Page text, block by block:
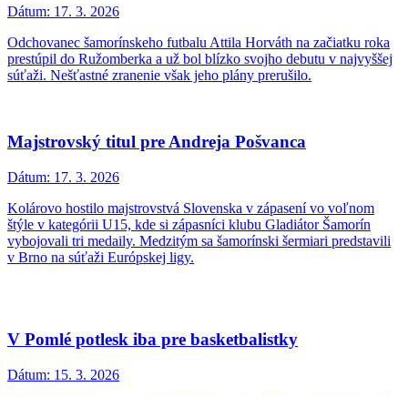
Dátum: 17. 3. 2026
Odchovanec šamorínskeho futbalu Attila Horváth na začiatku roka
prestúpil do Ružomberka a už bol blízko svojho debutu v najvyššej
súťaži. Nešťastné zranenie však jeho plány prerušilo.
Majstrovský titul pre Andreja Pošvanca
Dátum: 17. 3. 2026
Kolárovo hostilo majstrovstvá Slovenska v zápasení vo voľnom
štýle v kategórii U15, kde si zápasníci klubu Gladiátor Šamorín
vybojovali tri medaily. Medzitým sa šamorínski šermiari predstavili
v Brno na súťaži Európskej ligy.
V Pomlé potlesk iba pre basketbalistky
Dátum: 15. 3. 2026